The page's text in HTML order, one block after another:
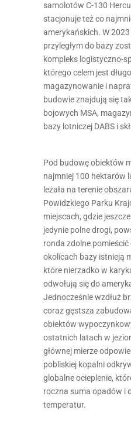
samolotów C-130
stacjonuje też co
amerykańskich. W
przyległym do bazy
kompleks logistyczno-
którego celem jest
magazynowanie i
budowie znajdują się
bojowych MSA,
bazy lotniczej DABS i
Pod budowę obiektów
najmniej 100 hektarów
leżała na terenie
Powidzkiego Parku
miejscach, gdzie
jedynie polne drogi,
ronda zdolne pomieścić
okolicach bazy istnieją
które nierzadko w
odwołują się do
Jednocześnie wzdłuż
coraz gęstsza
obiektów
ostatnich latach w
głównej mierze
pobliskiej kopalni
globalne ocieplenie,
roczna suma opadów i
temperatur.